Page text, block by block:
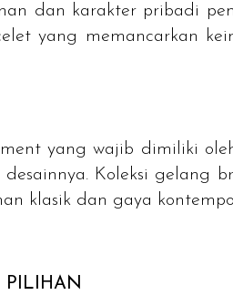
dan karakter pribadi
yang memancarkan
yang wajib dimiliki
Koleksi gelang
klasik dan gaya
PILIHAN